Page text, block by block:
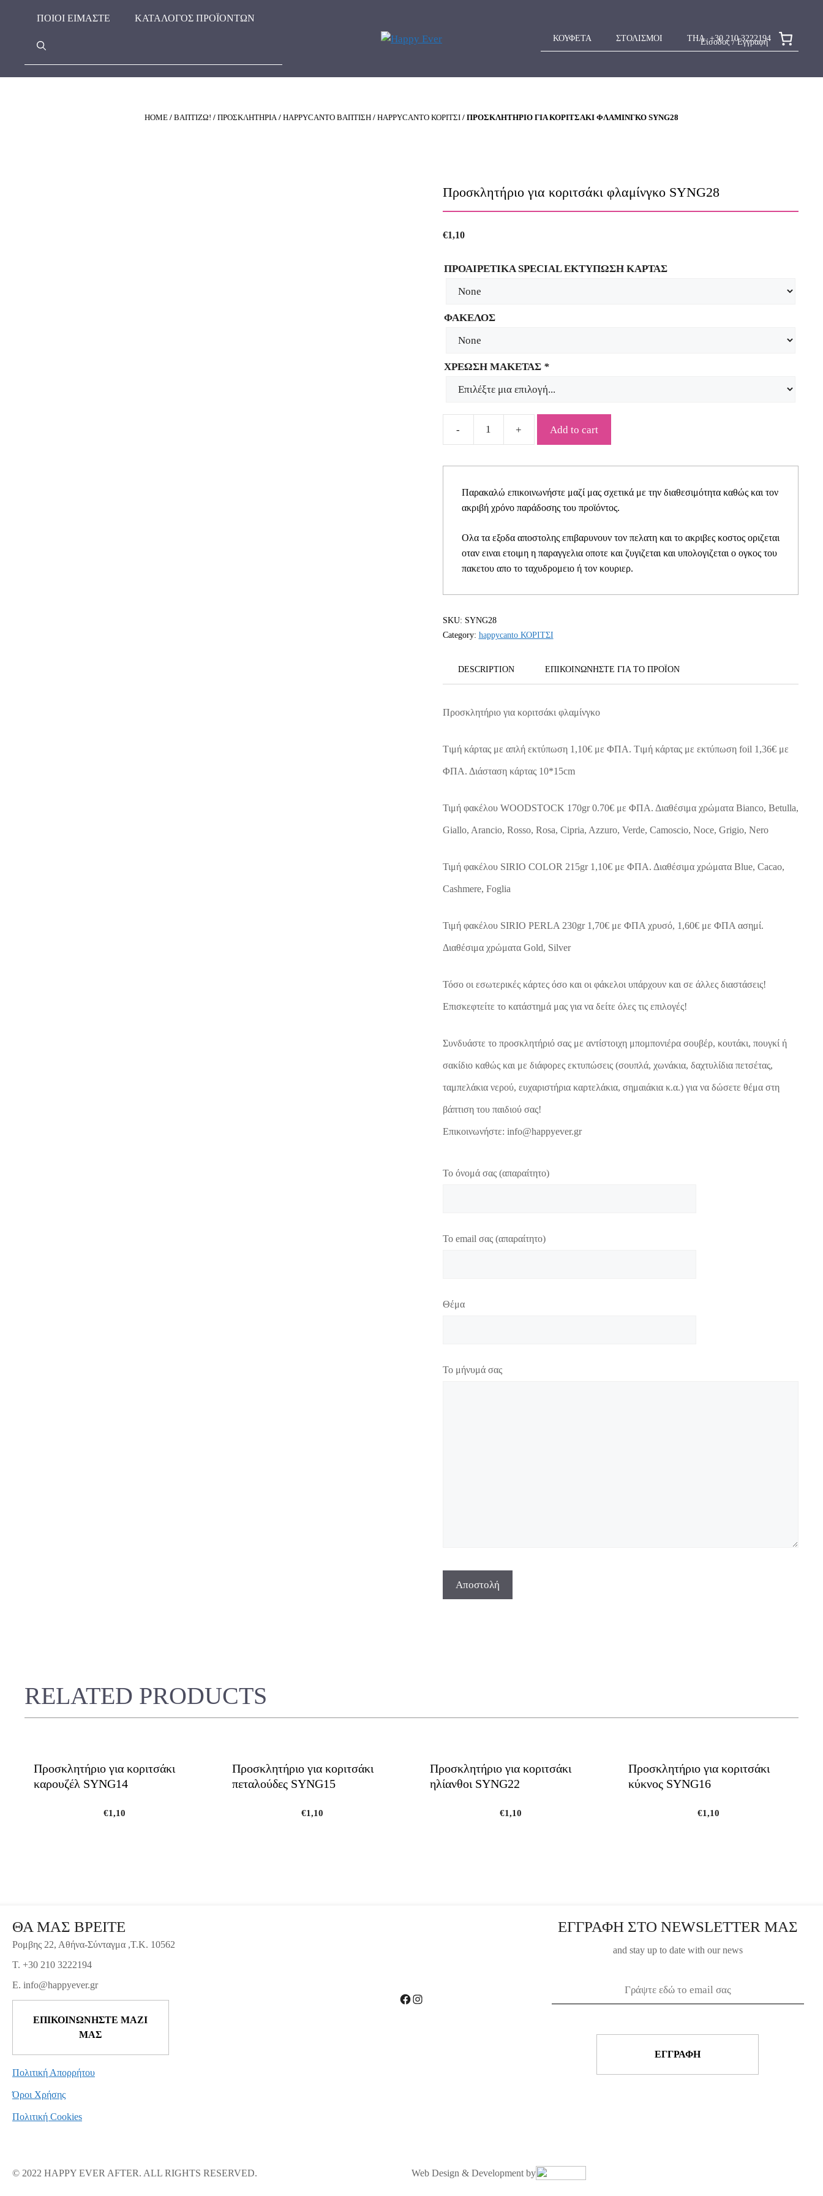
ΠΟΙΟΊ ΕΊΜΑΣΤΕ ΚΑΤΑΛΟΓΟΣ ΠΡΟΪΟΝΤΩΝ
Είσοδος / Εγγραφή
ΚΟΥΦΕΤΑ ΣΤΟΛΙΣΜΟΙ ΤΗΛ. +30 210 3222194
HOME / ΒΑΠΤΙΖΩ! / ΠΡΟΣΚΛΗΤΗΡΙΑ/ HAPPYCANTO ΒΑΠΤΙΣΗ / HAPPYCANTO ΚΟΡΙΤΣΙ / ΠΡΟΣΚΛΗΤΉΡΙΟ ΓΙΑ ΚΟΡΙΤΣΆΚΙ ΦΛΑΜΊΝΓΚΟ SYNG28
Προσκλητήριο για κοριτσάκι φλαμίνγκο SYNG28
€1,10
ΠΡΟΑΙΡΕΤΙΚΑ SPECIAL ΕΚΤΥΠΩΣΗ KAΡΤΑΣ
ΦΑΚΕΛΟΣ
ΧΡΕΩΣΗ ΜΑΚΕΤΑΣ *
Προσκλητήριο
κοριτσάκι
SYNG28
quantity
Add to cart
Παρακαλώ επικοινωνήστε μαζί μας σχετικά με την διαθεσιμότητα καθώς και τον
ακριβή χρόνο παράδοσης του προϊόντος.
Ολα τα εξοδα αποστολης επιβαρυνουν τον πελατη και το ακριβες κοστος οριζεται
οταν ειναι ετοιμη η παραγγελια οποτε και ζυγιζεται και υπολογιζεται ο ογκος του
πακετου απο το ταχυδρομειο ή τον κουριερ.
SKU: SYNG28
Category: happycanto ΚΟΡΙΤΣΙ
DESCRIPTION ΕΠΙΚΟΙΝΩΝΗΣΤΕ ΓΙΑ ΤΟ ΠΡΟΪOΝ
Προσκλητήριο για κοριτσάκι φλαμίνγκο
Tιμή κάρτας με απλή εκτύπωση 1,10€ με ΦΠΑ. Tιμή κάρτας με εκτύπωση foil 1,36€ με
ΦΠΑ. Διάσταση κάρτας 10*15cm
Τιμή φακέλου WOODSTOCK 170gr 0.70€ με ΦΠΑ. Διαθέσιμα χρώματα Bianco, Betulla,
Giallo, Arancio, Rosso, Rosa, Cipria, Azzuro, Verde, Camoscio, Noce, Grigio, Nero
Τιμή φακέλου SIRIO COLOR 215gr 1,10€ με ΦΠΑ. Διαθέσιμα χρώματα Blue, Cacao,
Cashmere, Foglia
Τιμή φακέλου SIRIO PERLA 230gr 1,70€ με ΦΠΑ χρυσό, 1,60€ με ΦΠΑ ασημί.
Διαθέσιμα χρώματα Gold, Silver
Τόσο οι εσωτερικές κάρτες όσο και οι φάκελοι υπάρχουν και σε άλλες διαστάσεις!
Επισκεφτείτε το κατάστημά μας για να δείτε όλες τις επιλογές!
Συνδυάστε το προσκλητήριό σας με αντίστοιχη μπομπονιέρα σουβέρ, κουτάκι, πουγκί ή
σακίδιο καθώς και με διάφορες εκτυπώσεις (σουπλά, χωνάκια, δαχτυλίδια πετσέτας,
ταμπελάκια νερού, ευχαριστήρια καρτελάκια, σημαιάκια κ.α.) για να δώσετε θέμα στη
βάπτιση του παιδιού σας!
Επικοινωνήστε: info@happyever.gr
Το όνομά σας (απαραίτητο)
Το email σας (απαραίτητο)
Θέμα
Το μήνυμά σας
RELATED PRODUCTS
Προσκλητήριο για κοριτσάκι
καρουζέλ SYNG14
€1,10
Προσκλητήριο για κοριτσάκι
πεταλούδες SYNG15
€1,10
Προσκλητήριο για κοριτσάκι
ηλίανθοι SYNG22
€1,10
Προσκλητήριο για κοριτσάκι
κύκνος SYNG16
€1,10
ΘΑ ΜΑΣ ΒΡΕΙΤΕ
Ρομβης 22, Αθήνα-Σύνταγμα ,Τ.Κ. 10562
T. +30 210 3222194
E. info@happyever.gr
ΕΠΙΚΟΙΝΩΝΗΣΤΕ ΜΑΖΙ
ΜΑΣ
Πολιτική Απορρήτου
Όροι Χρήσης
Πολιτική Cookies
Facebook
Instagram
ΕΓΓΡΑΦΗ ΣΤΟ NEWSLETTER ΜΑΣ
and stay up to date with our news
© 2022 HAPPY EVER AFTER. ALL RIGHTS RESERVED. Web Design & Development by